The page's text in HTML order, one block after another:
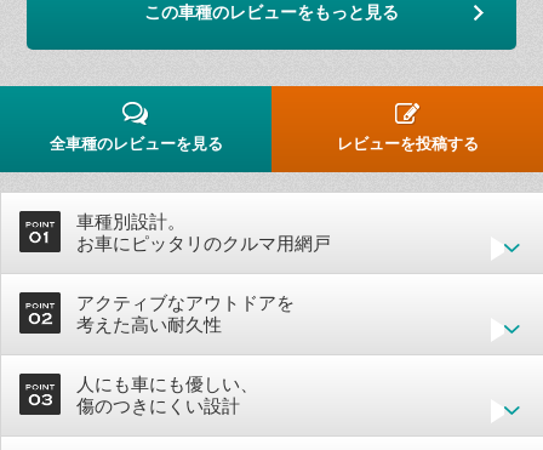
この車種のレビューをもっと見る
全車種のレビューを見る レビューを投稿する
車種別設計。
お車にピッタリのクルマ用網戸
アクティブなアウトドアを
考えた高い耐久性
人にも車にも優しい、
傷のつきにくい設計